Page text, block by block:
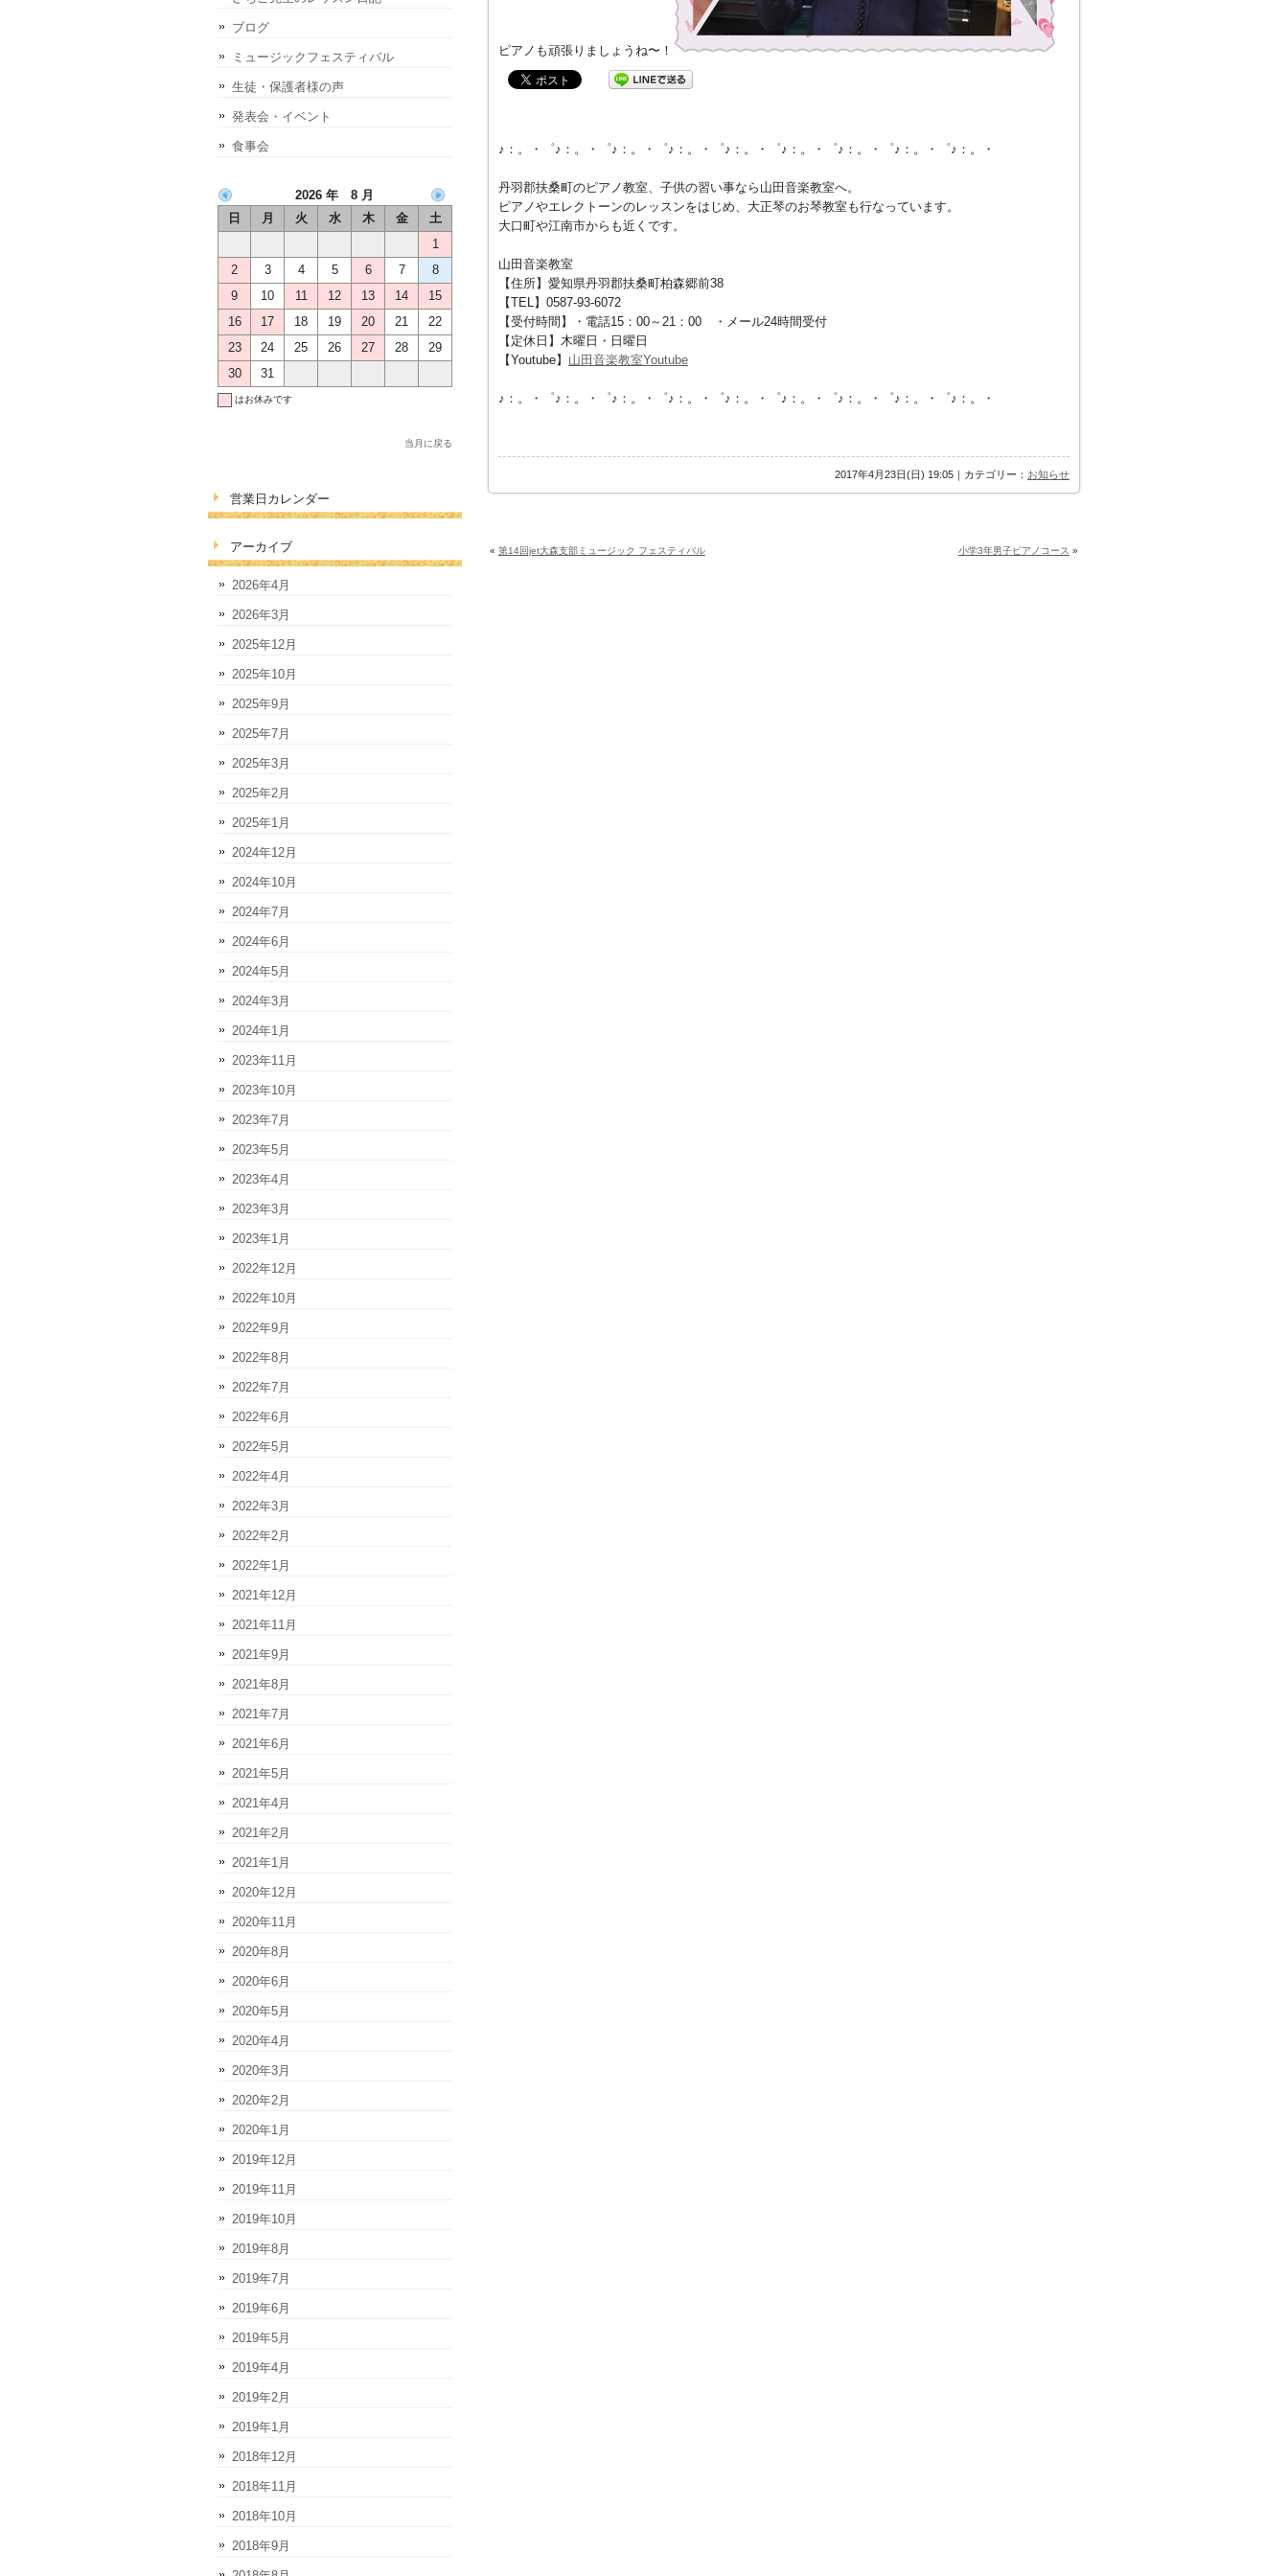
ピアノも頑張りましょうね〜！
♪：。・゜♪：。・゜♪：。・゜♪：。・゜♪：。・゜♪：。・゜♪：。・゜♪：。・゜♪：。・
丹羽郡扶桑町のピアノ教室、子供の習い事なら山田音楽教室へ。
ピアノやエレクトーンのレッスンをはじめ、大正琴のお琴教室も行なっています。
大口町や江南市からも近くです。
山田音楽教室
【住所】愛知県丹羽郡扶桑町柏森郷前38
【TEL】0587-93-6072
【受付時間】・電話15：00～21：00 ・メール24時間受付
【定休日】木曜日・日曜日
【Youtube】 山田音楽教室Youtube
♪：。・゜♪：。・゜♪：。・゜♪：。・゜♪：。・゜♪：。・゜♪：。・゜♪：。・゜♪：。・
2017年4月23日(日) 19:05｜カテゴリー： お知らせ
« 第14回jet大森支部ミュージック フェスティバル 小学3年男子ピアノコース »
ブログ
ミュージックフェスティバル
生徒・保護者様の声
発表会・イベント
食事会
2026 年 8 月
日
月 火 水 木 金
土
1
2
3 4 5 6 7
8
9
10 11 12 13 14
15
16
17 18 19 20 21
22
23
24 25 26 27 28
29
30
31
はお休みです
当月に戻る
営業日カレンダー
アーカイブ
2026年4月
2026年3月
2025年12月
2025年10月
2025年9月
2025年7月
2025年3月
2025年2月
2025年1月
2024年12月
2024年10月
2024年7月
2024年6月
2024年5月
2024年3月
2024年1月
2023年11月
2023年10月
2023年7月
2023年5月
2023年4月
2023年3月
2023年1月
2022年12月
2022年10月
2022年9月
2022年8月
2022年7月
2022年6月
2022年5月
2022年4月
2022年3月
2022年2月
2022年1月
2021年12月
2021年11月
2021年9月
2021年8月
2021年7月
2021年6月
2021年5月
2021年4月
2021年2月
2021年1月
2020年12月
2020年11月
2020年8月
2020年6月
2020年5月
2020年4月
2020年3月
2020年2月
2020年1月
2019年12月
2019年11月
2019年10月
2019年8月
2019年7月
2019年6月
2019年5月
2019年4月
2019年2月
2019年1月
2018年12月
2018年11月
2018年10月
2018年9月